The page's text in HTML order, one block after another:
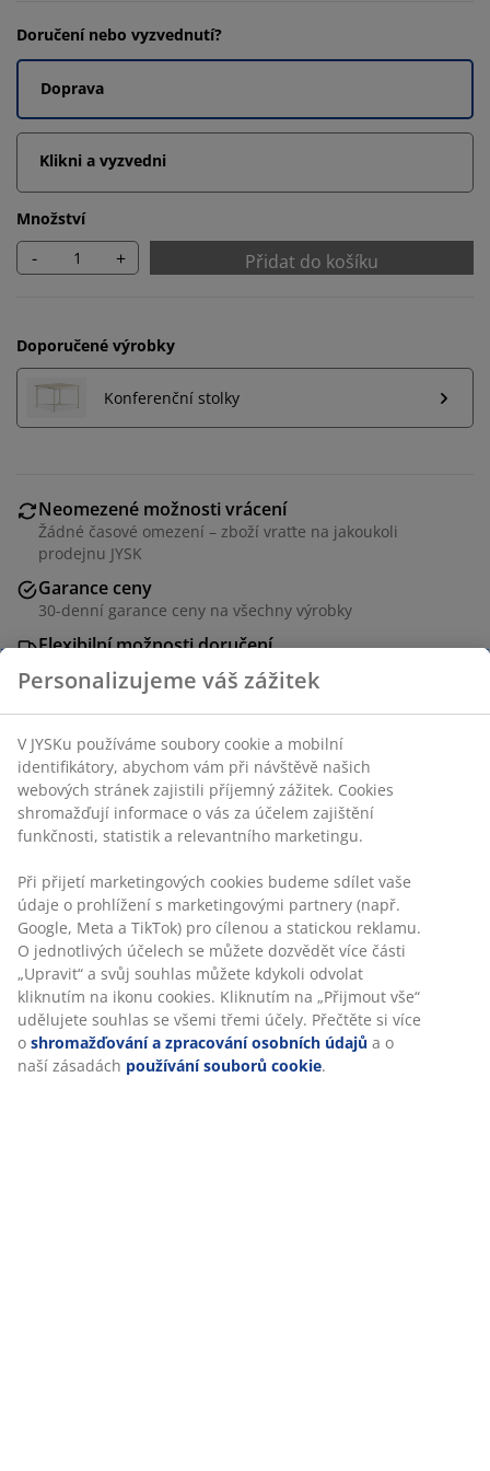
Doručení nebo vyzvednutí?
Doprava
Klikni a vyzvedni
Množství
- + Přidat do košíku
Doporučené výrobky
Konferenční stolky
Neomezené možnosti vrácení
Žádné časové omezení – zboží vraťte na jakoukoli
prodejnu JYSK
Garance ceny
30-denní garance ceny na všechny výrobky
Flexibilní možnosti doručení
Rychlá a snadná doprava podle vašich představ
3místná pohovka s potahem. Pěnové polstry. Nohy z
masivního březového dřeva. Po rozložení 108x191 cm.
Š191xV87xH86 cm
Návod k sestavení
Specifikace
Personalizujeme váš zážitek
V JYSKu používáme soubory cookie a mobilní
identifikátory, abychom vám při návštěvě našich
webových stránek zajistili příjemný zážitek. Cookies
shromažďují informace o vás za účelem zajištění
funkčnosti, statistik a relevantního marketingu.
Při přijetí marketingových cookies budeme sdílet vaše
údaje o prohlížení s marketingovými partnery (např.
Google, Meta a TikTok) pro cílenou a statickou reklamu.
O jednotlivých účelech se můžete dozvědět více části
„Upravit“ a svůj souhlas můžete kdykoli odvolat
kliknutím na ikonu cookies. Kliknutím na „Přijmout vše“
udělujete souhlas se všemi třemi účely. Přečtěte si více
o shromažďování a zpracování osobních údajů a o
naší zásadách používání souborů cookie.